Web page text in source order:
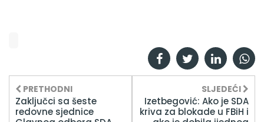
PRETHODNI
Zaključci sa šeste
redovne sjednice
SLJEDEĆI
Izetbegović: Ako je SDA
kriva za blokade u FBiH i